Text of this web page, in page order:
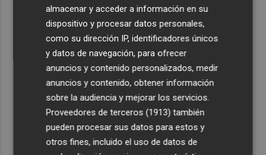
El Ibex 35 sube un 2% la primera semana de agosto tras
conquistar los históricos 20.000 puntos
Recibe toda la actualidad de
Plaza Podcast en tu correo
Quiero suscribirme
almacenar y acceder a información en su
dispositivo y procesar datos personales,
como su dirección IP, identificadores únicos
y datos de navegación, para ofrecer
anuncios y contenido personalizados, medir
anuncios y contenido, obtener información
sobre la audiencia y mejorar los servicios.
Proveedores de terceros (1913) también
pueden procesar sus datos para estos y
otros fines, incluido el uso de datos de